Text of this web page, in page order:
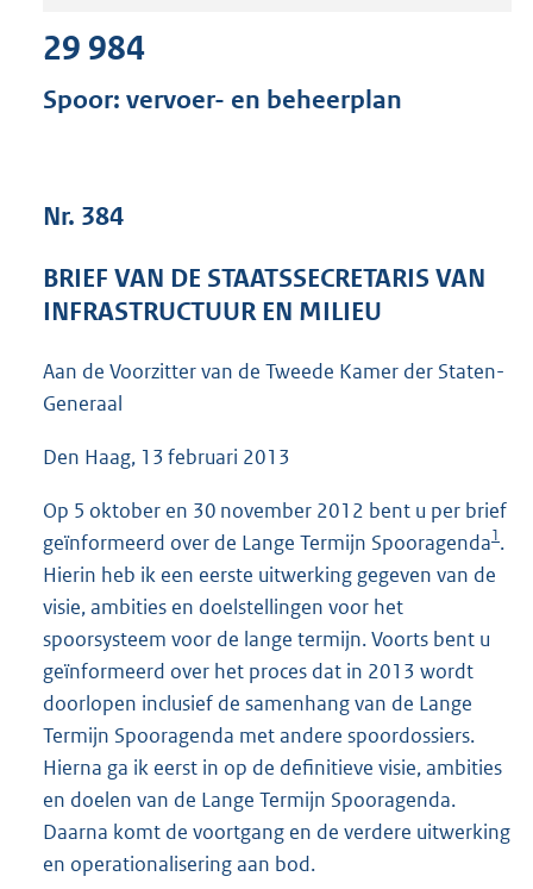
s
e
:
6
29 984
Spoor: vervoer- en beheerplan
Nr. 384
BRIEF VAN DE STAATSSECRETARIS VAN
INFRASTRUCTUUR EN MILIEU
Aan de Voorzitter van de Tweede Kamer der Staten-
Generaal
Den Haag, 13 februari 2013
Op 5 oktober en 30 november 2012 bent u per brief
geïnformeerd over de Lange Termijn Spooragenda1.
Hierin heb ik een eerste uitwerking gegeven van de
visie, ambities en doelstellingen voor het
spoorsysteem voor de lange termijn. Voorts bent u
geïnformeerd over het proces dat in 2013 wordt
doorlopen inclusief de samenhang van de Lange
Termijn Spooragenda met andere spoordossiers.
Hierna ga ik eerst in op de definitieve visie, ambities
en doelen van de Lange Termijn Spooragenda.
Daarna komt de voortgang en de verdere uitwerking
en operationalisering aan bod.